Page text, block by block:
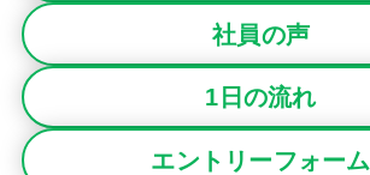
社員の声
1日の流れ
エントリーフォーム